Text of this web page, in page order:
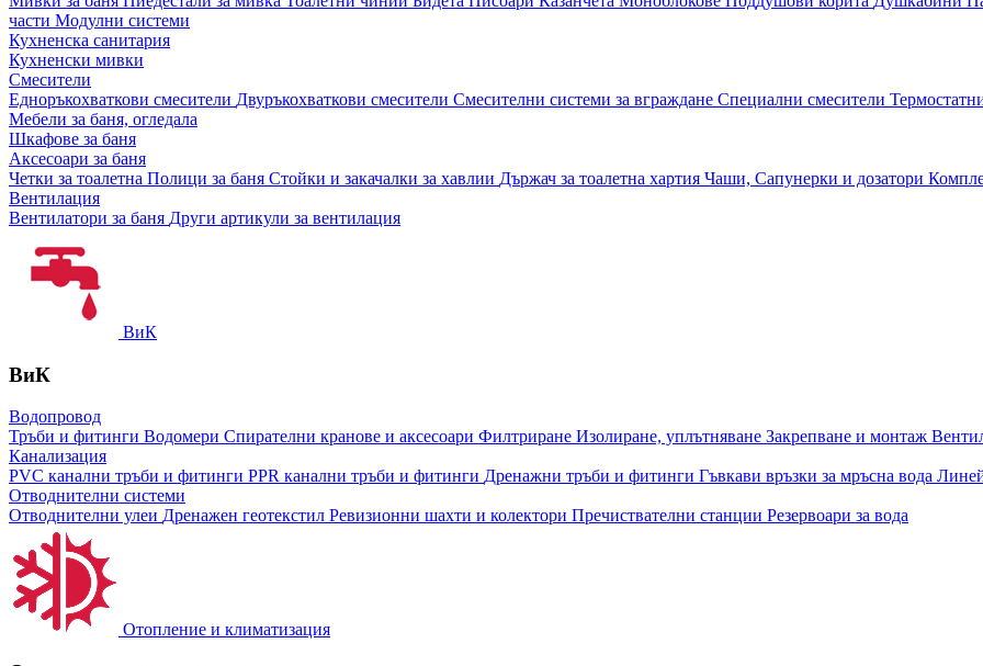
части Модулни системи
Кухненска санитария
Кухненски мивки
Смесители
Едноръкохваткови смесители Двуръкохваткови смесители Смесителни системи за вграждане Специални смесители
Мебели за баня, огледала
Шкафове за баня
Аксесоари за баня
Четки за тоалетна Полици за баня Стойки и закачалки за хавлии Държач за тоалетна хартия Чаши, Сапунерки и дозатори
Вентилация
Вентилатори за баня Други артикули за вентилация
ВиК
ВиК
Водопровод
Тръби и фитинги Водомери Спирателни кранове и аксесоари Филтриране Изолиране, уплътняване Закрепване и монтаж
Канализация
PVC канални тръби и фитинги PPR канални тръби и фитинги Дренажни тръби и фитинги Гъвкави връзки за мръсна вода
Отводнителни системи
Отводнителни улеи Дренажен геотекстил Ревизионни шахти и колектори Пречиствателни станции Резервоари за вода
Отопление и климатизация